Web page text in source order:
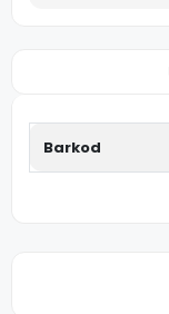
Barkod